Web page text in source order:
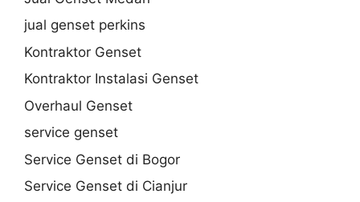
jual genset perkins
Kontraktor Genset
Kontraktor Instalasi Genset
Overhaul Genset
service genset
Service Genset di Bogor
Service Genset di Cianjur